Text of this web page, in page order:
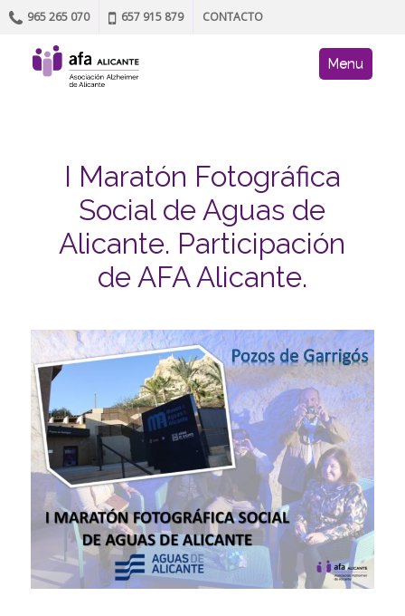
965 265 070 657 915 879 CONTACTO
AFA site
Skip to content
Menu
I Maratón Fotográfica
Social de Aguas de
Alicante. Participación
de AFA Alicante.